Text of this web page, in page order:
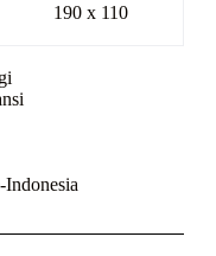
190 x 110
Indonesia